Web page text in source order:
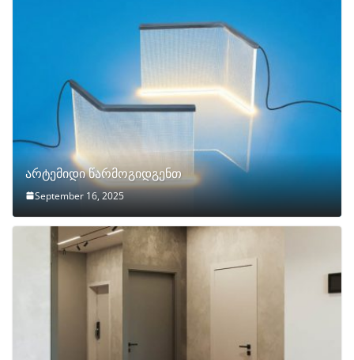
არტემიდი წარმოგიდგენთ
September 16, 2025